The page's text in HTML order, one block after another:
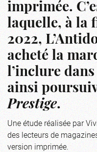
imprimée.
laquelle, à la
2022,
acheté la
l’inclure
ainsi
Prestige.
Une étude réalisée par
des lecteurs de
version imprimée.